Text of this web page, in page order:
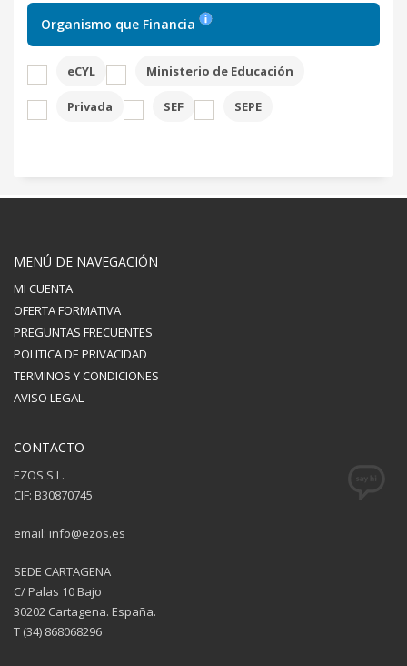
Organismo que Financia
eCYL Ministerio de Educación
Privada SEF SEPE
MENÚ DE NAVEGACIÓN
MI CUENTA
OFERTA FORMATIVA
PREGUNTAS FRECUENTES
POLITICA DE PRIVACIDAD
TERMINOS Y CONDICIONES
AVISO LEGAL
CONTACTO
EZOS S.L.
CIF: B30870745
email: info@ezos.es
SEDE CARTAGENA
C/ Palas 10 Bajo
30202 Cartagena. España.
T (34) 868068296